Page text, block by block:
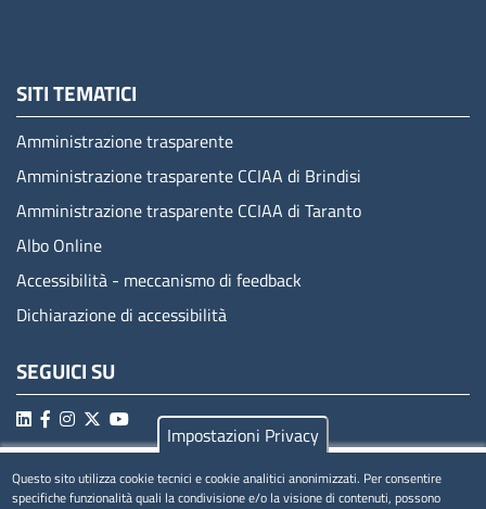
SITI TEMATICI
Amministrazione trasparente
Amministrazione trasparente CCIAA di Brindisi
Amministrazione trasparente CCIAA di Taranto
Albo Online
Accessibilità - meccanismo di feedback
Dichiarazione di accessibilità
SEGUICI SU
MENÚ PRIVACY
Impostazioni Privacy
Questo sito utilizza cookie tecnici e cookie analitici anonimizzati. Per consentire
specifiche funzionalità quali la condivisione e/o la visione di contenuti, possono